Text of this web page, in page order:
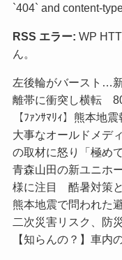
`404` and content-
RSS エラー: WP
ん。
左後輪がバースト…
離帯に衝突し横転
【ﾌｧﾝｻﾏﾘｨ】熊本地
大事なオールドメデ
の取材に怒り「極め
青森山田の新ユニホ
様に注目 酷暑対策
熊本地震で問われた
二次災害リスク、防
【知らんの？】車内